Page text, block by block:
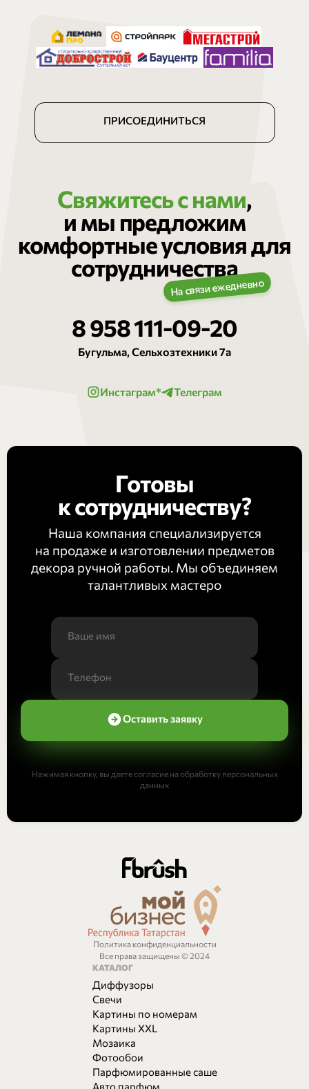
ПРИСОЕДИНИТЬСЯ
Свяжитесь с нами,
и мы предложим
комфортные условия для
сотрудничества
8 958 111-09-20
Бугульма, Сельхозтехники 7а
Инстаграм* Телеграм
Готовы
к сотрудничеству?
Наша компания специализируется
на продаже и изготовлении предметов
декора ручной работы. Мы объединяем
талантливых мастеро
Оставить заявку
Нажимая кнопку, вы даете согласие на обработку персональных
данных
Политика конфиденциальности
Все права защищены © 2024
КАТАЛОГ
Диффузоры
Свечи
Картины по номерам
Картины XXL
Мозаика
Фотообои
Парфюмированные саше
Авто парфюм